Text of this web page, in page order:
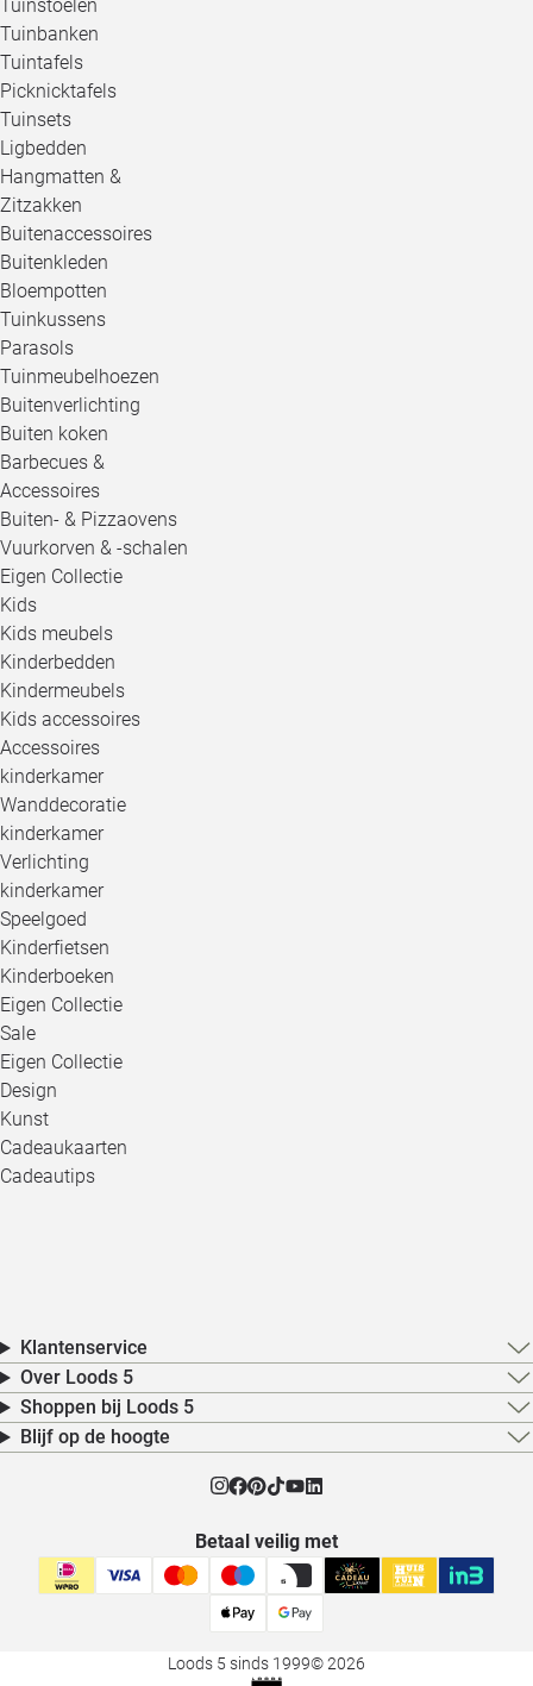
Tuinstoelen
Tuinbanken
Tuintafels
Picknicktafels
Tuinsets
Ligbedden
Hangmatten &
Zitzakken
Buitenaccessoires
Buitenkleden
Bloempotten
Tuinkussens
Parasols
Tuinmeubelhoezen
Buitenverlichting
Buiten koken
Barbecues &
Accessoires
Buiten- & Pizzaovens
Vuurkorven & -schalen
Eigen Collectie
Kids
Kids meubels
Kinderbedden
Kindermeubels
Kids accessoires
Accessoires
kinderkamer
Wanddecoratie
kinderkamer
Verlichting
kinderkamer
Speelgoed
Kinderfietsen
Kinderboeken
Eigen Collectie
Sale
Eigen Collectie
Design
Kunst
Cadeaukaarten
Cadeautips
Klantenservice
Over Loods 5
Shoppen bij Loods 5
Blijf op de hoogte
Betaal veilig met
Loods 5 sinds 1999© 2026